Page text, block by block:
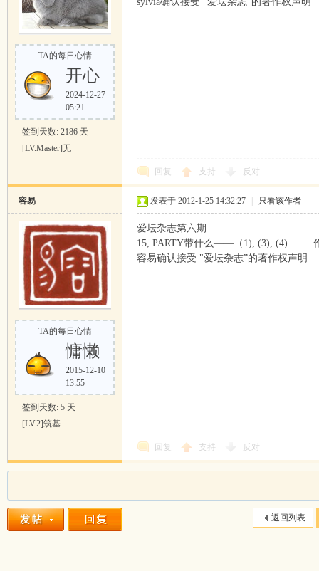
TA的每日心情
开心
2024-12-27
05:21
签到天数: 2186 天
[LV.Master]无
回复 支持 反对
容易
TA的每日心情
慵懒
2015-12-10
13:55
签到天数: 5 天
[LV.2]筑基
发表于 2012-1-25 14:32:27 只看该作者
爱坛杂志第六期
15, PARTY带什么——（1), (3), (4)
容易确认接受 "爱坛杂志”的著作权声明
回复 支持 反对
返回列表